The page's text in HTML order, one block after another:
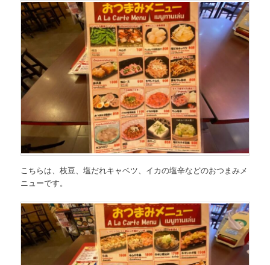
こちらは、枝豆、塩だれキャベツ、イカの塩辛などのおつまみメ
ニューです。